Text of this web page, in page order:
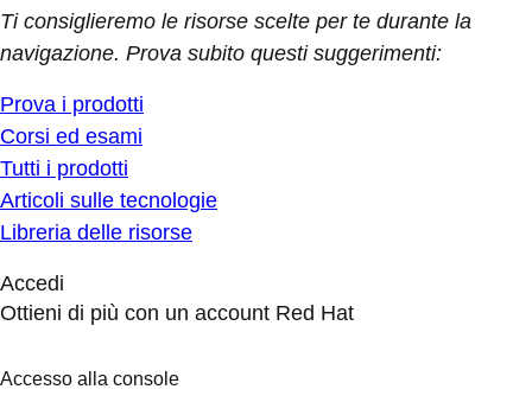
Ti consiglieremo le risorse scelte per te durante la
navigazione. Prova subito questi suggerimenti:
Prova i prodotti
Corsi ed esami
Tutti i prodotti
Articoli sulle tecnologie
Libreria delle risorse
Accedi
Ottieni di più con un account Red Hat
Accesso alla console